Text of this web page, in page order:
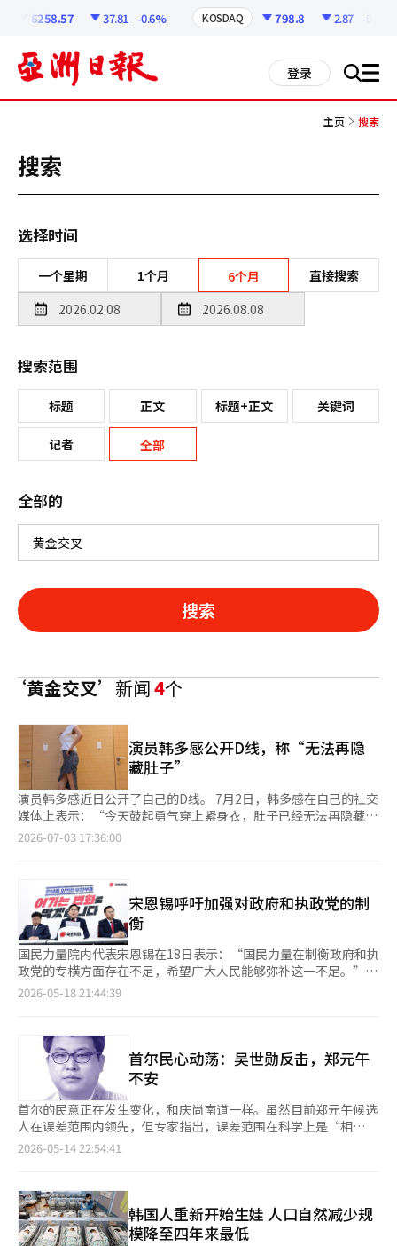
6258.57 37.81 -0.6% KOSDAQ 798.8 2.87 -0.36%
登录 搜 all
主页 搜索
搜索
选择时间
一个星期 1个月 6个月 直接搜索
搜索范围
标题 正文 标题+正文 关键词
记者 全部
全部的
搜索
‘黄金交叉’新闻4个
演员韩多感公开D线，称“无法再隐
藏肚子”
演员韩多感近日公开了自己的D线。 7月2日，韩多感在自己的社交
媒体上表示：“今天鼓起勇气穿上紧身衣，肚子已经无法再隐藏
了。” 她还提到：“我已经通过了妊娠糖尿病的检查，宝宝也在
依然积极面对这一切。” 此外，韩多感对其他准妈妈们表
示：“虽然会很辛苦，但这一刻不会再重来，所以让我们珍惜每一
天。” 在今年4月，韩多感曾在社交媒体上分享：“在漫长的演艺
生涯中，第一次以这样的心情发文。20岁出道，忙于追逐梦想的
我，在41岁时结婚，今年结婚6年，终于迎来了上天的祝福，怀上
了孩子。” 她还表示：“虽然现在仍然不敢相信，但这确实是事
实。为了分享这一感恩和奇妙的时刻，我决定发文。” 她进一步
说道：“根据目前的情况，我可能是娱乐圈中年龄最大的女演
礼物。” 韩多感于2020年与比自己大一岁的商人结婚。 她于1999
年通过电视剧《为了爱情》出道，曾在《屋塔房的皇太子》、《九
尾狐：狐女传》、《黄金交叉》、《阿斯杜利安》等剧中活跃。※
本报道经人工智能（AI）系统翻译与编辑。
2026-07-03 17:36:00
宋恩锡呼吁加强对政府和执政党的制
衡
国民力量院内代表宋恩锡在18日表示：“国民力量在制衡政府和执
政党的专横方面存在不足，希望广大人民能够弥补这一不足。”
宋恩锡在国会召开记者见面会时强调：“6·3地方选举是制衡危险
府成立以来，政府和执政党强行通过了包括广播三法、黄信封法
（修订劳动法第2、3条）和司法三法等立法。他指出：“现在为了
消除总统一人的犯罪，竟然要动用国家的权力强行撤销起诉，只有
人民给予的强烈警告才能阻止政权的专横。” 此前，民主党于上
月30日提出了“针对尹锡悦政权检察机关等的操纵调查和操纵起诉
疑惑真相调查的特别检察法案”。根据该法案，特别检察官可以接
收《双方流向北韩资金事件》和《大长洞、威里、白贤洞开发腐败
疑惑》等法案中规定的案件，并决定是否提起或维持起诉。 反对
是“撤诉特别检察”，认为这是试图利用特别检察官撤销李在明总
统作为被告的案件的行为，认为此次特别检察行为侵犯了司法独
立。 宋恩锡接着提到民主党在各地方自治团体候选人中提名的人
员，呼吁：“我们必须在此次选举中对民主党提名无能且缺乏品格
2026-05-18 21:44:39
首尔民心动荡：吴世勋反击，郑元午
不安
首尔的民意正在发生变化，和庆尚南道一样。虽然目前郑元午候选
人在误差范围内领先，但专家指出，误差范围在科学上是“相
同”的。 然而，长期观察选举的人都知道，重要的不是当前的数
中显现。 实际上，首尔本来就是一个摇摆不定的城市。在全国选
举中，似乎倾向于进步派，但在地方选举中，选民会重新审视“谁
能管理首尔”。许多选民更看重生活和城市管理能力，而非情感和
2026-05-14 22:54:41
韩国人重新开始生娃 人口自然减少规
模降至四年来最低